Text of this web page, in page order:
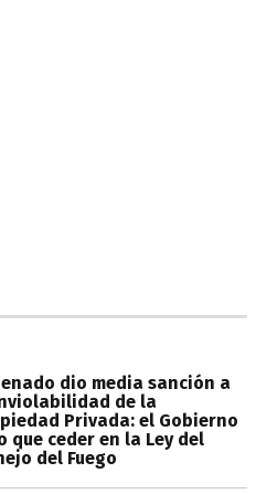
dio media sanción a
de la
Privada: el Gobierno
que ceder en la Ley del
del Fuego